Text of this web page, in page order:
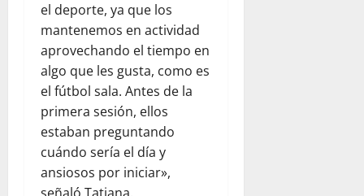
el deporte, ya que los
mantenemos en actividad
aprovechando el tiempo en
algo que les gusta, como es
el fútbol sala. Antes de la
primera sesión, ellos
estaban preguntando
cuándo sería el día y
ansiosos por iniciar»,